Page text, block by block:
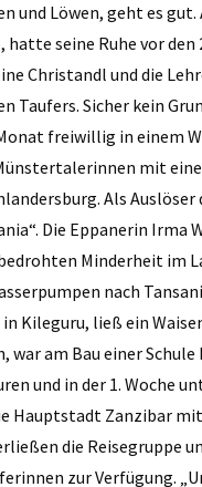
und Löwen, geht es
seine Ruhe vor den
Christandl und die
Taufers. Sicher kein
freiwillig in einem
mit
Als Auslöser
Die Eppanerin
Minderheit im
nach
Kileguru, ließ ein
war am Bau einer
und in der 1. Woche
Hauptstadt Zanzibar
die Reisegruppe
zur Verfügung.